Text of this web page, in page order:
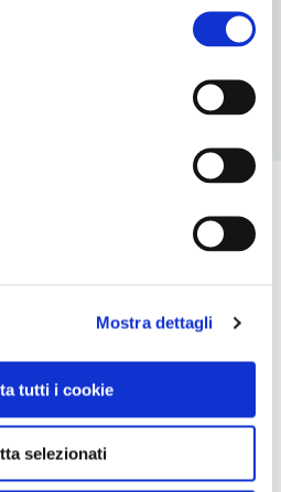
Mostra dettagli
tutti i cookie
selezionati